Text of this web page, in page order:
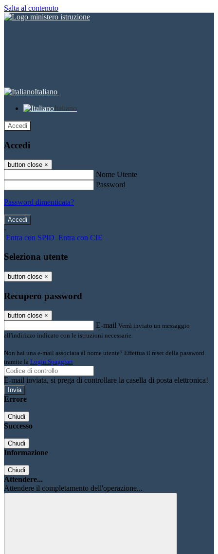
Salta al contenuto
Italiano
Italiano
Accedi
Accedi
button close ×
Nome Utente
Password
Password dimenticata?
-
Entra con SPID Entra con CIE
Seleziona utente
button close ×
Recupero password
button close ×
E-mail Verrà inviato un messaggio
all'indirizzo indicato con le istruzioni necessarie.
Non hai una e-mail associata al nome utente? Effettua il reset della password
tramite la Login Spaggiari
E-mail inviata, si prega di controllare la casella di posta elettronica!
Errore
Chiudi
Successo
Chiudi
Informazione
Chiudi
Attendere...
Attendere il completamento dell'operazione...